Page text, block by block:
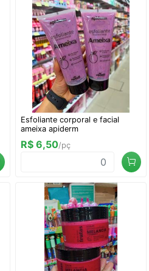
Esfoliante corporal e facial
ameixa apiderm
R$ 6,50/pç